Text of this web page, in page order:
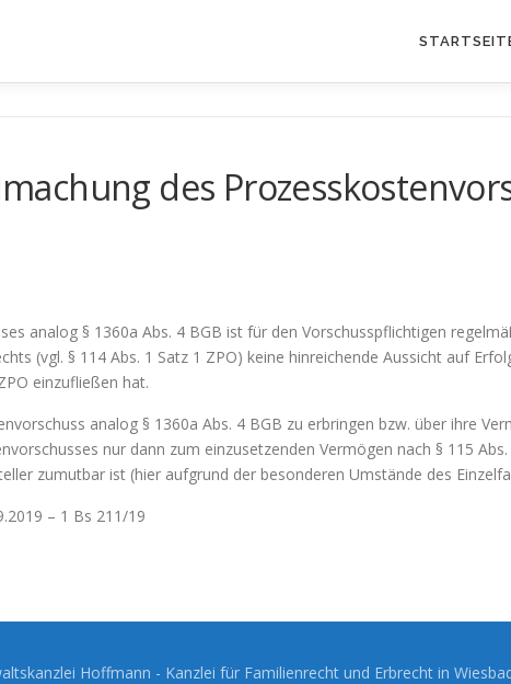
des
analog § 1360a Abs. 4 BGB ist für den Vorschusspflichtigen
(vgl. § 114 Abs. 1 Satz 1 ZPO) keine hinreichende Aussicht auf
einzufließen hat.
analog § 1360a Abs. 4 BGB zu erbringen bzw. über ihre
nur dann zum einzusetzenden Vermögen nach § 115
zumutbar ist (hier aufgrund der besonderen Umstände des
– 1 Bs 211/19
Hoffmann - Kanzlei für Familienrecht und Erbrecht in